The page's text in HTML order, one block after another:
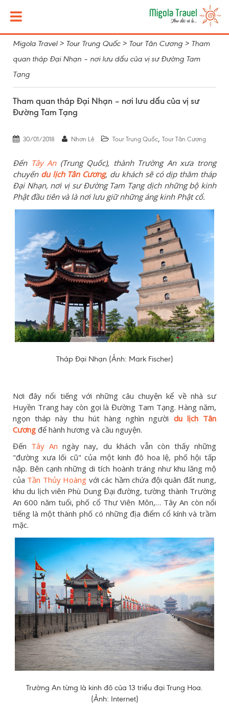
Migola Travel> Tour Trung Quốc> Tour Tân Cương > Tham
quan tháp Đại Nhạn – nơi lưu dấu của vị sư Đường Tam
Tạng
Tham quan tháp Đại Nhạn – nơi lưu dấu của vị sư
Đường Tam Tạng
30/01/2018 Nhơn Lê Tour Trung Quốc, Tour Tân Cương
Đến Tây An(Trung Quốc), thành Trường An xưa trong
chuyến du lịch Tân Cương, du khách sẽ có dịp thăm tháp
Đại Nhạn, nơi vị sư Đường Tam Tạng dịch những bộ kinh
Phật đầu tiên và là nơi lưu giữ những áng kinh Phật cổ.
Tháp Đại Nhạn (Ảnh: Mark Fischer)
Nơi đây nổi tiếng với những câu chuyện kể về nhà sư
Huyền Trang hay còn gọi là Đường Tam Tạng. Hàng năm,
ngọn tháp này thu hút hàng nghìn người du lịch Tân
Cương để hành hương và cầu nguyện.
Đến Tây An ngày nay, du khách vẫn còn thấy những
"đường xưa lối cũ" của một kinh đô hoa lệ, phố hội tấp
nập. Bên cạnh những di tích hoành tráng như khu lăng mộ
của Tần Thủy Hoàng với các hầm chứa đội quân đất nung,
khu du lịch viên Phù Dung Đại đường, tường thành Trường
An 600 năm tuổi, phố cổ Thư Viên Môn,… Tây An còn nổi
tiếng là một thành phố có những địa điểm cổ kính và trầm
mặc.
Trường An từng là kinh đô của 13 triều đại Trung Hoa.
(Ảnh: Internet)